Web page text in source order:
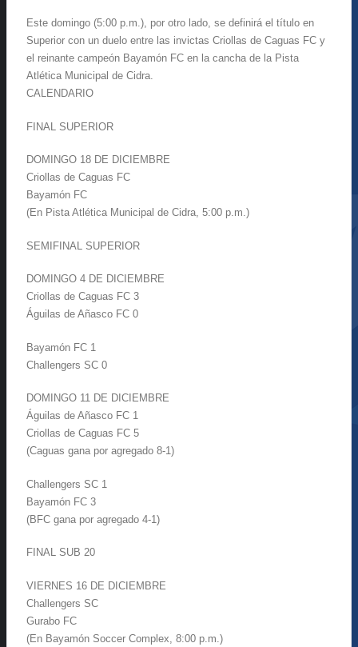
Este domingo (5:00 p.m.), por otro lado, se definirá el título en
Superior con un duelo entre las invictas Criollas de Caguas FC y
el reinante campeón Bayamón FC en la cancha de la Pista
Atlética Municipal de Cidra.
CALENDARIO
FINAL SUPERIOR
DOMINGO 18 DE DICIEMBRE
Criollas de Caguas FC
Bayamón FC
(En Pista Atlética Municipal de Cidra, 5:00 p.m.)
SEMIFINAL SUPERIOR
DOMINGO 4 DE DICIEMBRE
Criollas de Caguas FC 3
Águilas de Añasco FC 0
Bayamón FC 1
Challengers SC 0
DOMINGO 11 DE DICIEMBRE
Águilas de Añasco FC 1
Criollas de Caguas FC 5
(Caguas gana por agregado 8-1)
Challengers SC 1
Bayamón FC 3
(BFC gana por agregado 4-1)
FINAL SUB 20
VIERNES 16 DE DICIEMBRE
Challengers SC
Gurabo FC
(En Bayamón Soccer Complex, 8:00 p.m.)